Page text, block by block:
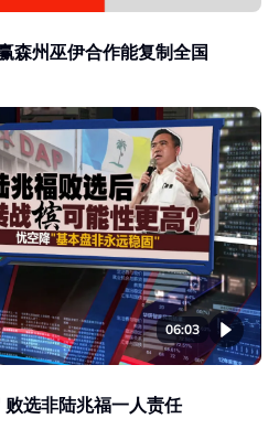
森州巫伊合作能复制全国
06:03
选非陆兆福一人责任